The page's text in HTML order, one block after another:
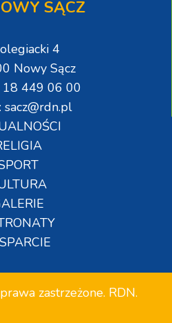
SĄCZ
4
Nowy Sącz
18 449 06 00
zastrzeżone. RDN.